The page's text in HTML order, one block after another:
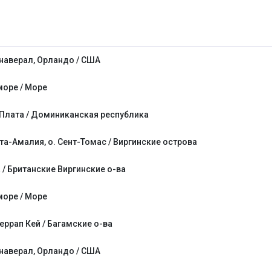
Орландо / США
/ Море
/ Доминиканская республика
Амалия, о. Сент-Томас / Виргинские острова
Британские Виргинские о-ва
/ Море
Кей / Багамские о-ва
Орландо / США